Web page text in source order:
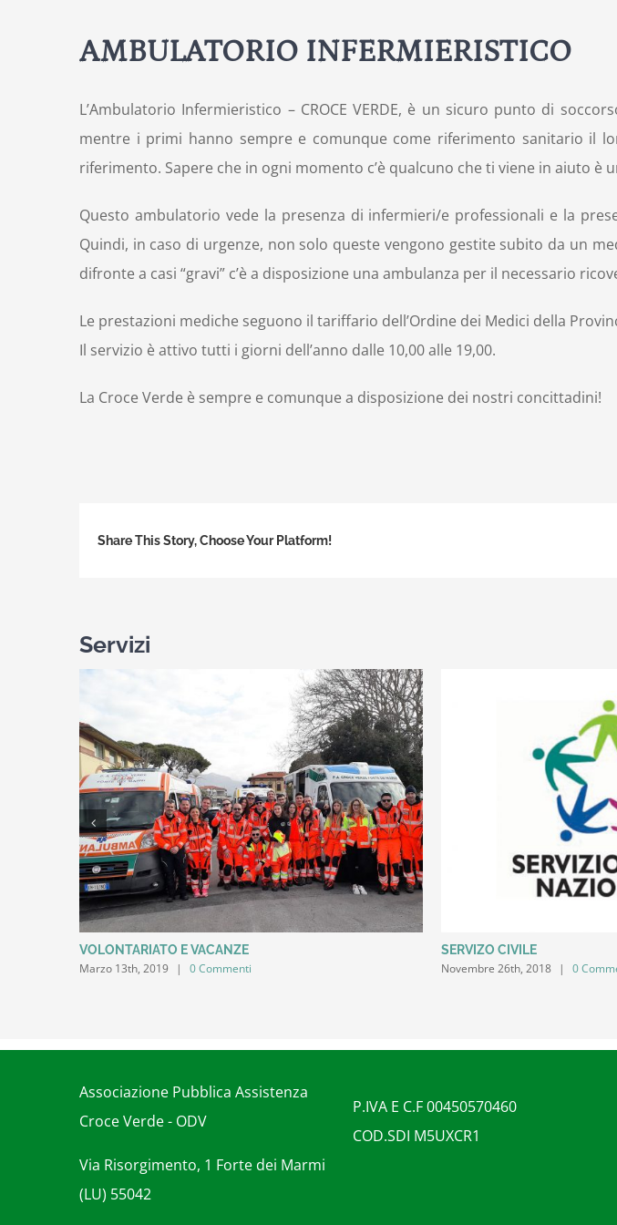
AMBULATORIO INFERMIERISTICO
L’Ambulatorio Infermieristico – CROCE VERDE, è un sicuro punto di
mentre i primi hanno sempre e comunque come riferimento sanitario il
riferimento. Sapere che in ogni momento c’è qualcuno che ti viene in aiuto
Questo ambulatorio vede la presenza di infermieri/e professionali e la
Quindi, in caso di urgenze, non solo queste vengono gestite subito da un
difronte a casi “gravi” c’è a disposizione una ambulanza per il necessario
Le prestazioni mediche seguono il tariffario dell’Ordine dei Medici della
Il servizio è attivo tutti i giorni dell’anno dalle 10,00 alle 19,00.
La Croce Verde è sempre e comunque a disposizione dei nostri concittadini!
Share This Story, Choose Your Platform!
Servizi
VOLONTARIATO E VACANZE
Marzo 13th, 2019 | 0 Commenti
SERVIZO CIVILE
Novembre 26th, 2018 | 0
Associazione Pubblica Assistenza
Croce Verde - ODV
Via Risorgimento, 1 Forte dei Marmi
(LU) 55042
P.IVA E C.F 00450570460
COD.SDI M5UXCR1